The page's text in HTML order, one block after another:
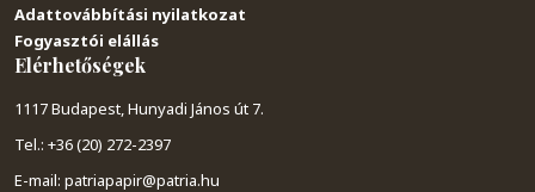
Adattovábbítási nyilatkozat
Fogyasztói elállás
Elérhetőségek
1117 Budapest, Hunyadi János út 7.
Tel.: +36 (20) 272-2397
E-mail: patriapapir@patria.hu